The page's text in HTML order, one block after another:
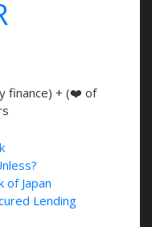
finance) + (❤️ of
of Japan
Lending